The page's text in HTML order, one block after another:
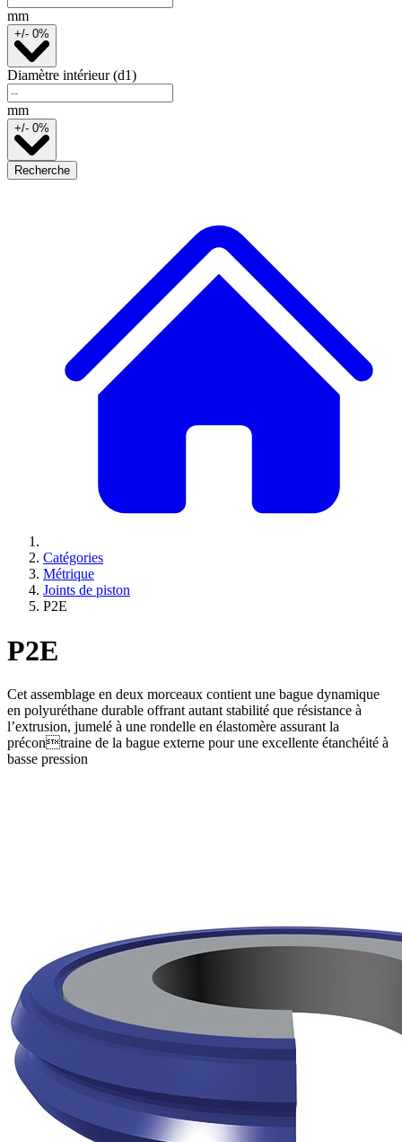
mm
+/- 0%
Diamètre intérieur (d1)
mm
+/- 0%
Recherche
Catégories
Métrique
Joints de piston
P2E
P2E
Cet assemblage en deux morceaux contient une bague dynamique
en polyuréthane durable offrant autant stabilité que résistance à
l’extrusion, jumelé à une rondelle en élastomère assurant la
précontraine de la bague externe pour une excellente étanchéité à
basse pression